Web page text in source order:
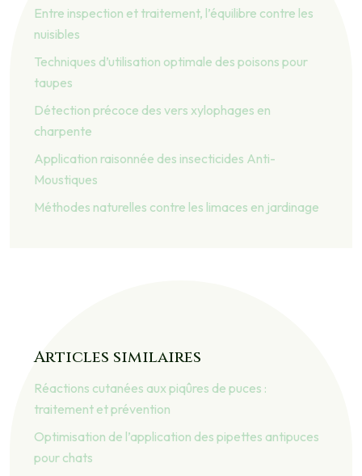
Entre inspection et traitement, l’équilibre contre les
nuisibles
Techniques d’utilisation optimale des poisons pour
taupes
Détection précoce des vers xylophages en
charpente
Application raisonnée des insecticides Anti-
Moustiques
Méthodes naturelles contre les limaces en jardinage
Articles similaires
Réactions cutanées aux piqûres de puces :
traitement et prévention
Optimisation de l’application des pipettes antipuces
pour chats